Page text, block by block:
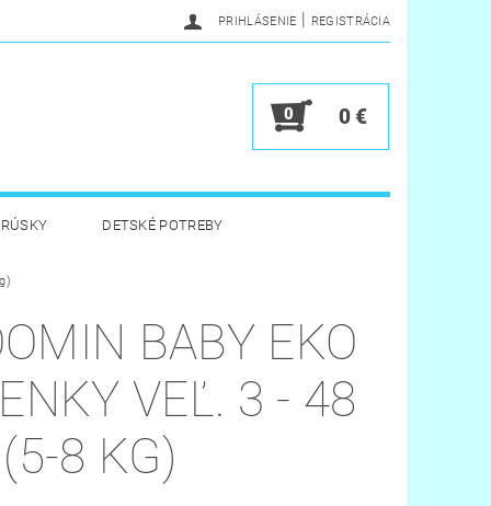
PRIHLÁSENIE | REGISTRÁCIA
0 0 €
DETSKÉ POTREBY
VERNOSTNÝ PROGRAM
BABY EKO
VEĽ. 3 - 48
8 KG)